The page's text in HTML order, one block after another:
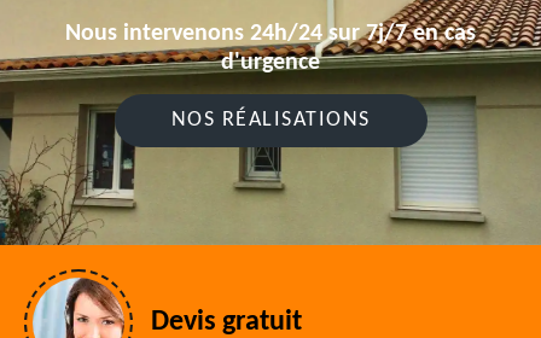
Nous intervenons 24h/24 sur 7j/7 en cas
d'urgence
NOS RÉALISATIONS
Devis gratuit